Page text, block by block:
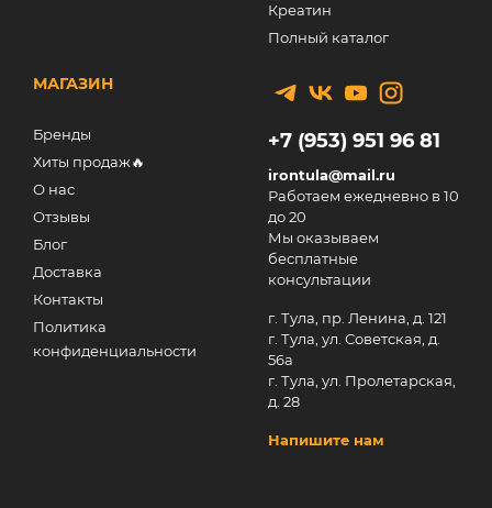
Креатин
Полный каталог
МАГАЗИН
Бренды
Хиты продаж🔥
О нас
Отзывы
Блог
Доставка
Контакты
Политика
конфиденциальности
+7 (953) 951 96 81
irontula@mail.ru
Работаем ежедневно в 10
до 20
Мы оказываем
бесплатные
консультации
г. Тула, пр. Ленина, д. 121
г. Тула, ул. Советская, д.
56а
г. Тула, ул. Пролетарская,
д. 28
Напишите нам